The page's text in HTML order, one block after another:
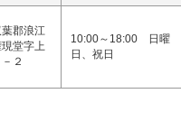
郡浪江
堂字上
２
10:00～18:00 日曜
日、祝日